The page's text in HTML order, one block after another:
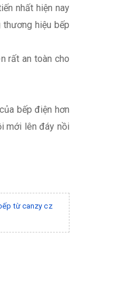
nhất hiện nay
hiệu bếp
rất an toàn cho
bếp điện hơn
mới lên đáy nồi
từ canzy cz